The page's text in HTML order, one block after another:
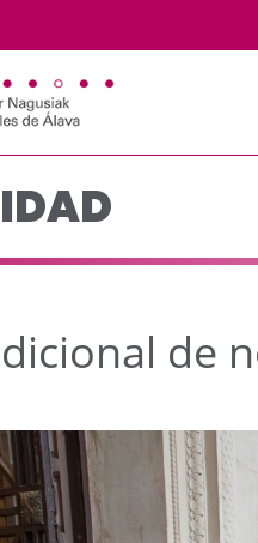
de
de